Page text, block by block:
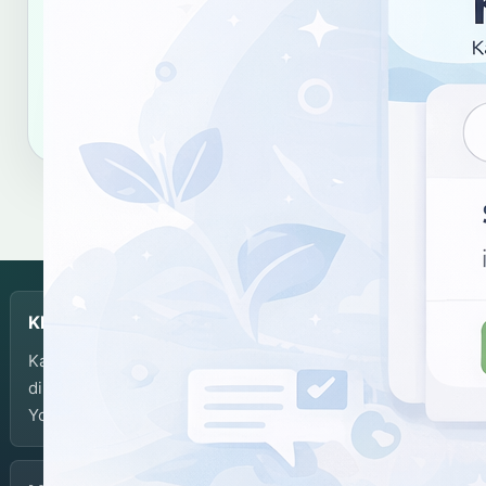
KBJI
Kamus Bahasa Jawa-Indonesia dikembangkan dan
dikelola oleh Balai Bahasa Provinsi Daerah Istimewa
Yogyakarta.